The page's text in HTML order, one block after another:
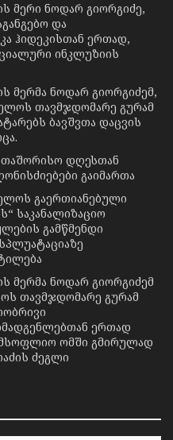
მერი ნოდარ გიორგიძე,
და
ჰიდეკისთან ერთად,
ინკლუზიის
მერმა ნოდარ გიორგიძემ,
თავმჯდომარე გურამ
ბავშვთა დაცვის
დღესთან
გაიმართა
გაერთიანებული
საკანალიზაციო
გამწმენდი
მერმა ნოდარ გიორგიძემ
თავმჯდომარე გურამ
ერთად
ომში გმირულად
ძეგლი